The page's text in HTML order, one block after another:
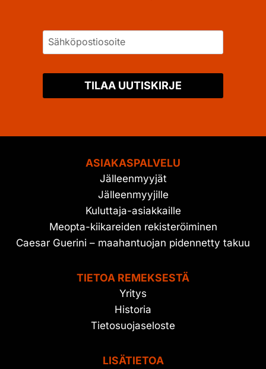
TILAA UUTISKIRJE
ASIAKASPALVELU
Jälleenmyyjät
Jälleenmyyjille
Kuluttaja-asiakkaille
Meopta-kiikareiden rekisteröiminen
Caesar Guerini – maahantuojan pidennetty takuu
TIETOA REMEKSESTÄ
Yritys
Historia
Tietosuojaseloste
LISÄTIETOA